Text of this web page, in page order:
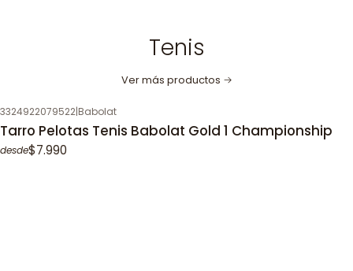
Tenis
Ver más productos
3324922079522|Babolat
Tarro Pelotas Tenis Babolat Gold 1 Championship
desde$7.990